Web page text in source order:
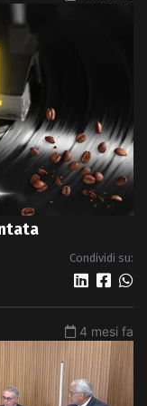
Condividi su:
4 mesi fa